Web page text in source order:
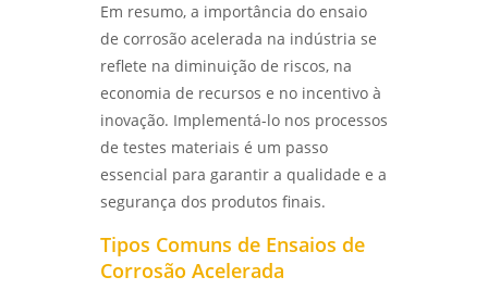
ANÁLISE DE FALHAS EM EQUIPAMENTOS
ELÉTRICOS: TÉCNICAS E IMPORTÂNCIA -
LABMETAL
COMO REALIZAR O ENSAIO DE CORROSÃO POR
PITE DE FORMA EFICIENTE - LABMETAL
IDENTIFIQUE PROBLEMAS COMUNS NA
ANÁLISE DE FALHAS EM ENGRENAGENS EM SP
- LABMETAL
ANÁLISE DE FALHAS EM ROLAMENTOS EM SP:
SOLUÇÕES E MELHORES PRÁTICAS - LABMETAL
ensaio de corrosão
ensaio de corrosão acelerada
ensaio de corrosão acelerada em sp
ensaio de corrosão acelerada em são
ensaio de corrosão intergranular
ensaio de corrosão intergranular em são
Em resumo, a importância do ensaio
de corrosão acelerada na indústria se
reflete na diminuição de riscos, na
economia de recursos e no incentivo à
inovação. Implementá-lo nos processos
de testes materiais é um passo
essencial para garantir a qualidade e a
segurança dos produtos finais.
Tipos Comuns de Ensaios de
Corrosão Acelerada